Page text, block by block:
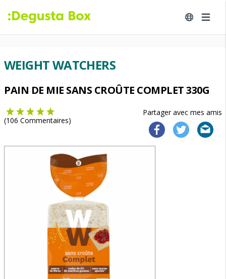
WEIGHT WATCHERS
PAIN DE MIE SANS CROÛTE COMPLET 330G
Partager avec mes amis
(106 Commentaires)